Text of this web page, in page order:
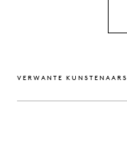
VERWANTE KUNSTENAARS